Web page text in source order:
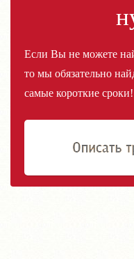
Если Вы не можете
то мы обязательно
самые короткие сроки!